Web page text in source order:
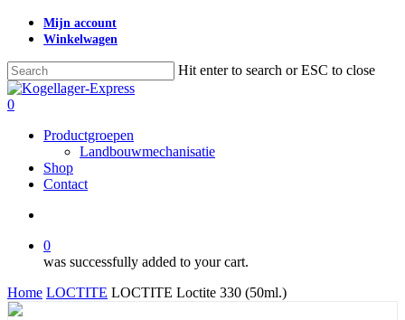
Skip
content
Mijn account
Winkelwagen
Hit enter to search or ESC to close
Close
Search
search
0
Productgroepen
Landbouwmechanisatie
Shop
Contact
0
was successfully added to your cart.
Home LOCTITE LOCTITE Loctite 330 (50ml.)